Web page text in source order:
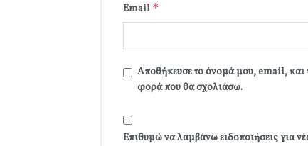
Email *
Αποθήκευσε το όνομά μου, email, και
φορά που θα σχολιάσω.
Επιθυμώ να λαμβάνω ειδοποιήσεις για